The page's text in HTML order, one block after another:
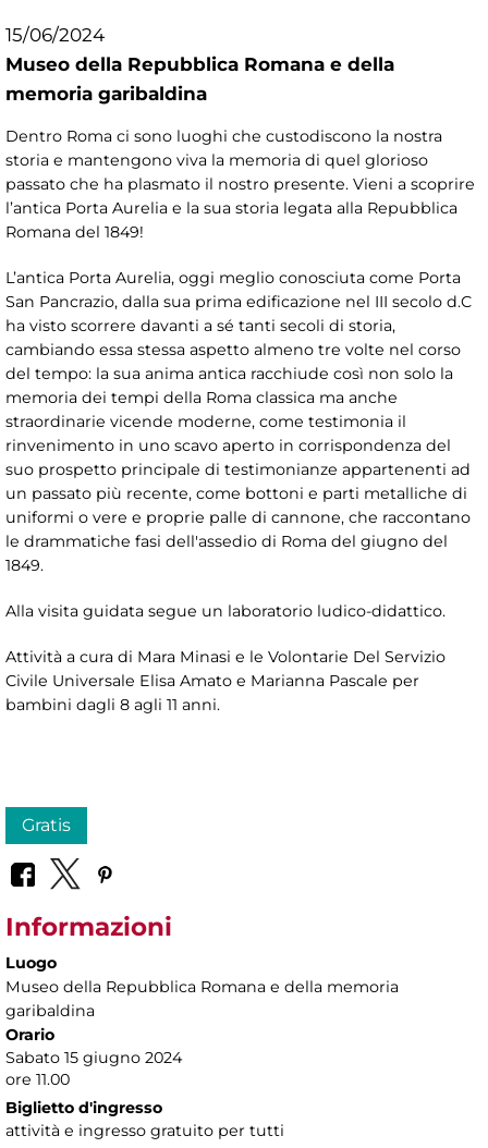
15/06/2024
Museo della Repubblica Romana e della
memoria garibaldina
Dentro Roma ci sono luoghi che custodiscono la nostra
storia e mantengono viva la memoria di quel glorioso
passato che ha plasmato il nostro presente. Vieni a scoprire
l’antica Porta Aurelia e la sua storia legata alla Repubblica
Romana del 1849!
L’antica Porta Aurelia, oggi meglio conosciuta come Porta
San Pancrazio, dalla sua prima edificazione nel III secolo d.C
ha visto scorrere davanti a sé tanti secoli di storia,
cambiando essa stessa aspetto almeno tre volte nel corso
del tempo: la sua anima antica racchiude così non solo la
memoria dei tempi della Roma classica ma anche
straordinarie vicende moderne, come testimonia il
rinvenimento in uno scavo aperto in corrispondenza del
suo prospetto principale di testimonianze appartenenti ad
un passato più recente, come bottoni e parti metalliche di
uniformi o vere e proprie palle di cannone, che raccontano
le drammatiche fasi dell'assedio di Roma del giugno del
1849.
Alla visita guidata segue un laboratorio ludico-didattico.
Attività a cura di Mara Minasi e le Volontarie Del Servizio
Civile Universale Elisa Amato e Marianna Pascale per
bambini dagli 8 agli 11 anni.
Gratis
Informazioni
Luogo
Museo della Repubblica Romana e della memoria
garibaldina
Orario
Sabato 15 giugno 2024
ore 11.00
Biglietto d'ingresso
attività e ingresso gratuito per tutti